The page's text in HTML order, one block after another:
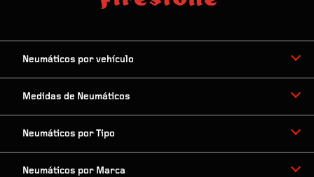
Neumáticos por vehículo
Medidas de Neumáticos
Neumáticos por Tipo
Neumáticos por Marca